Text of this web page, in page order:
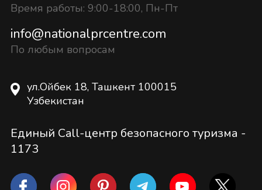
Время работы: 9:00-18:00, Пн-Пт
info@nationalprcentre.com
По любым вопросам
ул.Ойбек 18, Ташкент 100015
Узбекистан
Единый Call-центр безопасного туризма -
1173